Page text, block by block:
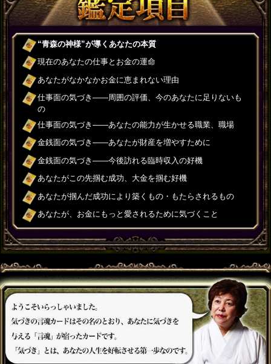
“青森の神様”が導くあなたの本質
現在のあなたの仕事とお金の運命
あなたがなかなかお金に恵まれない理由
仕事面の気づき――周囲の評価、今のあなたに足りないも
の
仕事面の気づき――あなたの能力が生かせる職業、職場
金銭面の気づき――あなたが財産を増やすために
金銭面の気づき――今後訪れる臨時収入の好機
あなたがこの先掴む成功、大金を掴む好機
あなたが掴んだ成功により築くもの・もたらされるもの
あなたが、お金にもっと愛されるために気づくこと